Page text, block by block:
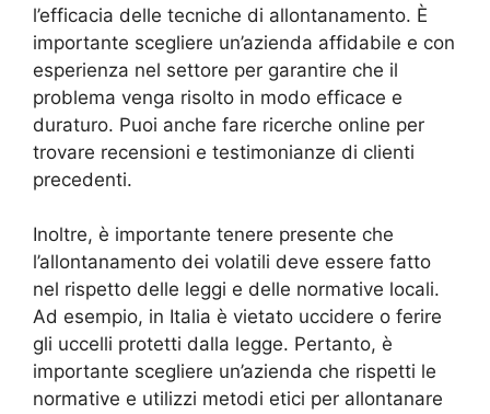
l’efficacia delle tecniche di allontanamento. È
importante scegliere un’azienda affidabile e con
esperienza nel settore per garantire che il
problema venga risolto in modo efficace e
duraturo. Puoi anche fare ricerche online per
trovare recensioni e testimonianze di clienti
precedenti.
Inoltre, è importante tenere presente che
l’allontanamento dei volatili deve essere fatto
nel rispetto delle leggi e delle normative locali.
Ad esempio, in Italia è vietato uccidere o ferire
gli uccelli protetti dalla legge. Pertanto, è
importante scegliere un’azienda che rispetti le
normative e utilizzi metodi etici per allontanare